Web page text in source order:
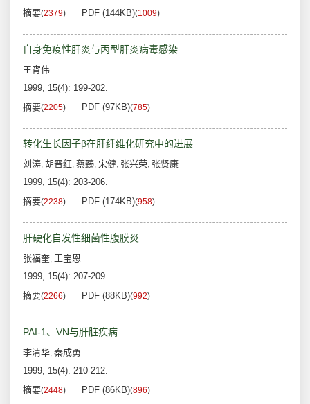
摘要(2379) PDF (144KB)(1009)
自身免疫性肝炎与丙型肝炎病毒感染
王宵伟
1999, 15(4): 199-202.
摘要(2205) PDF (97KB)(785)
转化生长因子β在肝纤维化研究中的进展
刘涛, 胡晋红, 蔡臻, 宋健, 张兴荣, 张贤康
1999, 15(4): 203-206.
摘要(2238) PDF (174KB)(958)
肝硬化自发性细菌性腹膜炎
张福奎, 王宝恩
1999, 15(4): 207-209.
摘要(2266) PDF (88KB)(992)
PAI-1、VN与肝脏疾病
李清华, 秦成勇
1999, 15(4): 210-212.
摘要(2448) PDF (86KB)(896)